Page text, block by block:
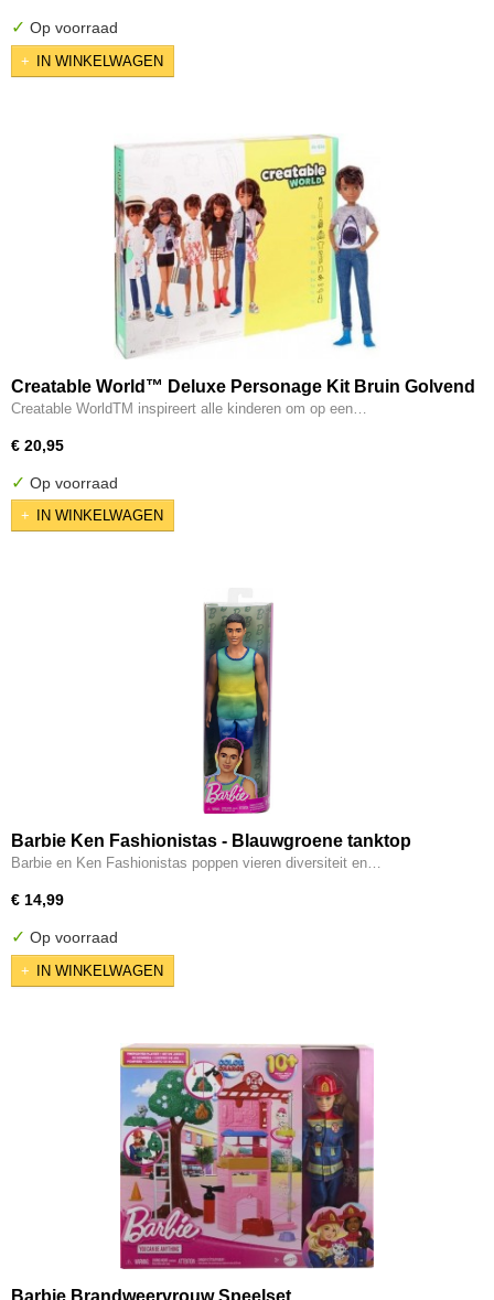
✓ Op voorraad
IN WINKELWAGEN
Creatable World™ Deluxe Personage Kit Bruin Golvend
Haar - Genderneutrale Pop
Creatable WorldTM inspireert alle kinderen om op een…
€ 20,95
✓ Op voorraad
IN WINKELWAGEN
Barbie Ken Fashionistas - Blauwgroene tanktop
Barbie en Ken Fashionistas poppen vieren diversiteit en…
€ 14,99
✓ Op voorraad
IN WINKELWAGEN
Barbie Brandweervrouw Speelset